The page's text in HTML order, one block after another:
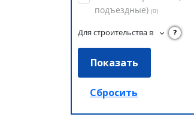
подъездные) (0)
Для строительства в ?